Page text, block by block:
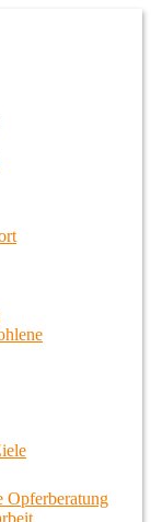
Opferberatung